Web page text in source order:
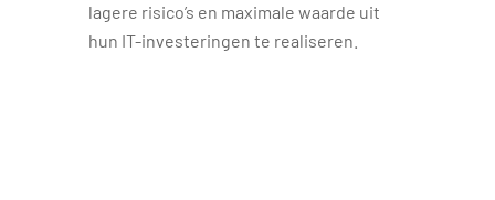
lagere risico’s en maximale waarde uit
hun IT-investeringen te realiseren.